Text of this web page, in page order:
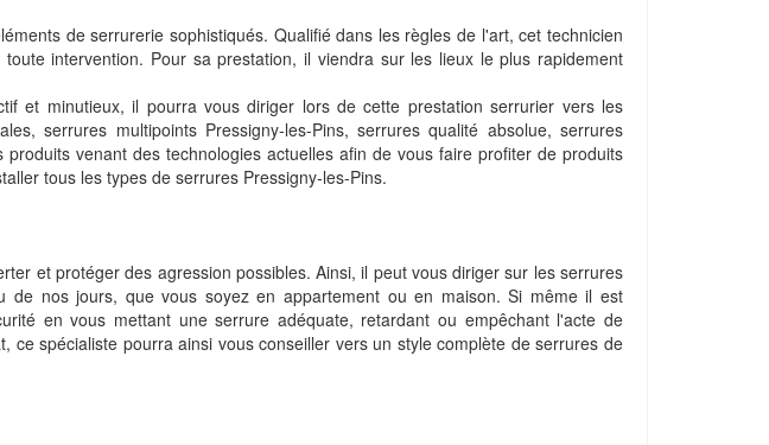
de serrurerie sophistiqués. Qualifié dans les règles de l'art, cet technicien
intervention. Pour sa prestation, il viendra sur les lieux le plus rapidement
et minutieux, il pourra vous diriger lors de cette prestation serrurier vers les
serrures multipoints Pressigny-les-Pins, serrures qualité absolue, serrures
venant des technologies actuelles afin de vous faire profiter de produits
tous les types de serrures Pressigny-les-Pins.
et protéger des agression possibles. Ainsi, il peut vous diriger sur les serrures
nos jours, que vous soyez en appartement ou en maison. Si même il est
en vous mettant une serrure adéquate, retardant ou empêchant l'acte de
spécialiste pourra ainsi vous conseiller vers un style complète de serrures de